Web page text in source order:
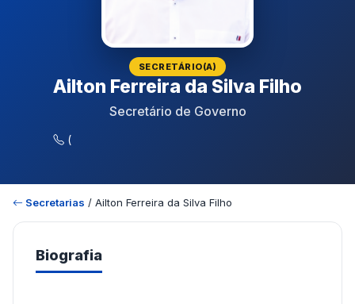
SECRETÁRIO(A)
Ailton Ferreira da Silva Filho
Secretário de Governo
(
Secretarias / Ailton Ferreira da Silva Filho
Biografia